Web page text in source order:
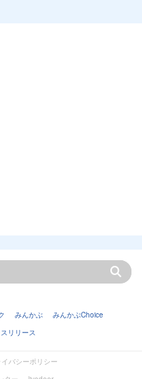
みんかぶ
みんかぶChoice
リリース
イバシーポリシー